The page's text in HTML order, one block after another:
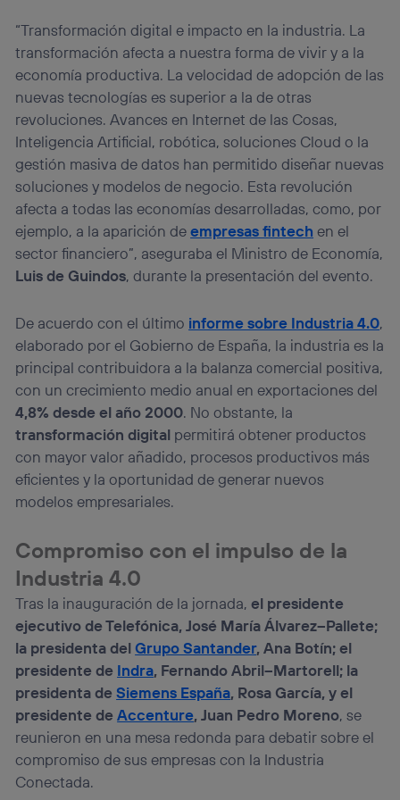
“Transformación digital e impacto en la industria. La
transformación afecta a nuestra forma de vivir y a la
economía productiva. La velocidad de adopción de las
nuevas tecnologías es superior a la de otras
revoluciones. Avances en Internet de las Cosas,
Inteligencia Artificial, robótica, soluciones Cloud o la
gestión masiva de datos han permitido diseñar nuevas
soluciones y modelos de negocio. Esta revolución
afecta a todas las economías desarrolladas, como, por
ejemplo, a la aparición deempresas fintech en el
sector financiero”, aseguraba el Ministro de Economía,
Luis de Guindos, durante la presentación del evento.
De acuerdo con el último informe sobre Industria 4.0,
elaborado por el Gobierno de España, la industria es la
principal contribuidora a la balanza comercial positiva,
con un crecimiento medio anual en exportaciones del
4,8% desde el año 2000. No obstante, la
transformación digital permitirá obtener productos
con mayor valor añadido, procesos productivos más
eficientes y la oportunidad de generar nuevos
modelos empresariales.
Compromiso con el impulso de la
Industria 4.0
Tras la inauguración de la jornada,el presidente
ejecutivo de Telefónica, José María Álvarez–Pallete;
la presidenta delGrupo Santander, Ana Botín; el
presidente de Indra, Fernando Abril–Martorell; la
presidenta deSiemens España, Rosa García, y el
presidente deAccenture, Juan Pedro Moreno, se
reunieron en una mesa redonda para debatir sobre el
compromiso de sus empresas con la Industria
Conectada.
Si utilizasdatos móviles , el marketing será más
personalizado, ya que se basará únicamente en la
navegación del usuario del móvil.
Puedes gestionar los consentimientos Utiq seleccionando
“Administrar Utiq” en la parte inferior de esta página web o
(“consenthub”). Para más información, consulta
la política de privacidad de Utiq.